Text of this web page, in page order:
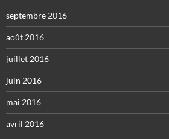
septembre 2016
août 2016
juillet 2016
juin 2016
mai 2016
avril 2016